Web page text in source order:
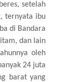
setelah
ternyata ibu
di Bandara
dan lain
oleh
24 juta
barat yang